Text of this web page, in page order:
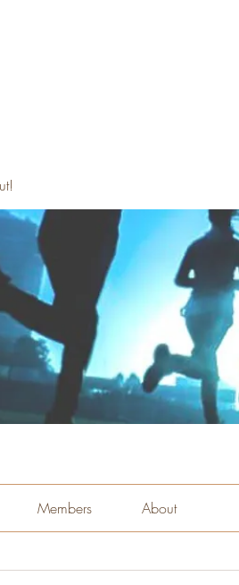
Members About